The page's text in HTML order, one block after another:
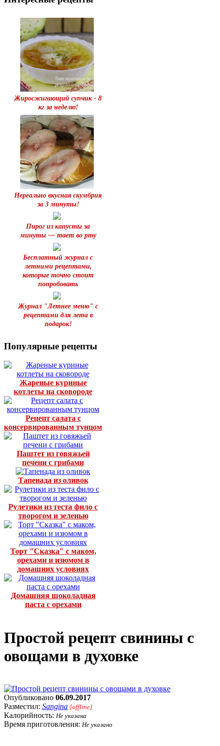
Жиросжигающий супчик - 8
кг за неделю!
Нереально вкусная скумбрия
за 3 минуты!
Пирог из капусты за
минуты — тает во рту
Бесплатный журнал с
летними рецептами,
которые точно стоит
попробовать
Журнал "Летнее меню" с
рецептами для лета в
подарок!
Популярные рецепты
Жареные куриные
котлеты на сковороде
Рецепт салата с
консервированным тунцом
Паштет из говяжьей
печени с грибами
Тапенада из оливок
Рулетики из теста фило с
творогом и зеленью
Торт "Сказка" с маком,
орехами и изюмом в
домашних условиях
Домашняя шоколадная
паста с орехами
Простой рецепт свинины с
овощами в духовке
Опубликовано 06.09.2017
Разместил: Sangina [offline]
Калорийность: Не указана
Время приготовления: Не указано